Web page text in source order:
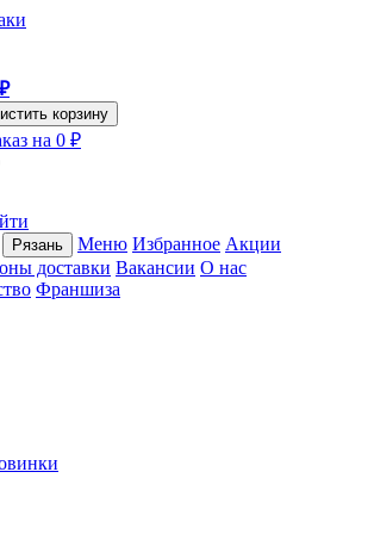
корзину
на 0 ₽
Рязань Меню Избранное Акции
доставки Вакансии О нас
Франшиза